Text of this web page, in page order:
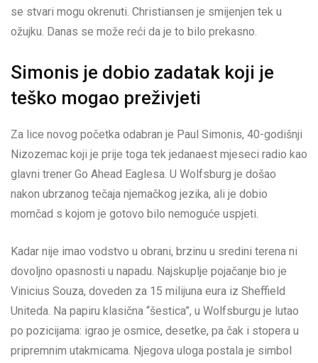
se stvari mogu okrenuti. Christiansen je smijenjen tek u
ožujku. Danas se može reći da je to bilo prekasno.
Simonis je dobio zadatak koji je
teško mogao preživjeti
Za lice novog početka odabran je Paul Simonis, 40-godišnji
Nizozemac koji je prije toga tek jedanaest mjeseci radio kao
glavni trener Go Ahead Eaglesa. U Wolfsburg je došao
nakon ubrzanog tečaja njemačkog jezika, ali je dobio
momčad s kojom je gotovo bilo nemoguće uspjeti.
Kadar nije imao vodstvo u obrani, brzinu u sredini terena ni
dovoljno opasnosti u napadu. Najskuplje pojačanje bio je
Vinicius Souza, doveden za 15 milijuna eura iz Sheffield
Uniteda. Na papiru klasična “šestica”, u Wolfsburgu je lutao
po pozicijama: igrao je osmice, desetke, pa čak i stopera u
pripremnim utakmicama. Njegova uloga postala je simbol